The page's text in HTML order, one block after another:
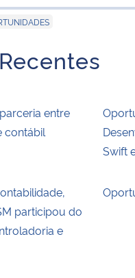
entre
contábil
Swift
participou do
e